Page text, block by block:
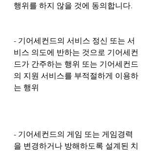
행위를 하지 않을 것에 동의합니다.
- 기어세컨드의 서비스 정신 또는 서
비스 의도에 반하는 것으로 기어세컨
드가 간주하는 행위 또는 기어세컨드
의 지원 서비스를 부적절하게 이용하
는 행위
- 기어세컨드의 게임 또는 게임경력
을 변경하거나 방해하도록 설계된 치